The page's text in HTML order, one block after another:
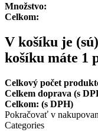
Množstvo:
Celkom:
V košíku je (sú)
košíku máte 1
Celkový počet
Celkem doprava (s
Celkom: (s DPH)
Pokračovať v
Categories